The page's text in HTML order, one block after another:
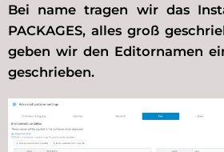
Bei name tragen wir das
PACKAGES, alles groß
geben wir den Editornamen
geschrieben.